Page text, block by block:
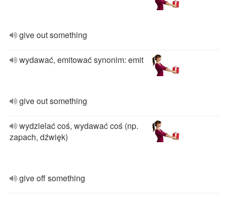
give out something
wydawać, emitować synonim: emit
give out something
wydzielać coś, wydawać coś (np.
zapach, dźwięk)
give off something